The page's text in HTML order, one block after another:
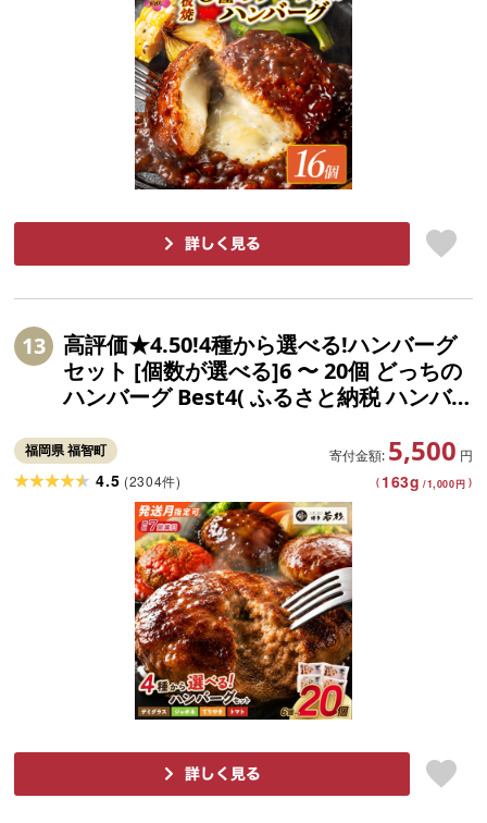
13
高評価★4.50!4種から選べる!ハンバーグ
セット [個数が選べる]6 〜 20個 どっちの
ハンバーグ Best4( ふるさと納税 ハンバ
てりやき ジャポネ トマト ふるさと 人気
ランキング 博多若杉 最短発送 送料無料 )
福岡県 福智町 寄付金額: 5,500 円
( 163g /1,000円 )
4.5 (2304件)